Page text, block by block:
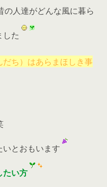
の人達がどんな風に暮ら
した
ち）はあらまほしき事
とおもいます
たい方